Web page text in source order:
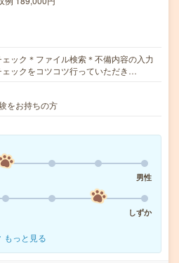
ェック＊ファイル検索＊不備内容の入力
ックをコツコツ行っていただき…
をお持ちの方
男性
しずか
もっと見る